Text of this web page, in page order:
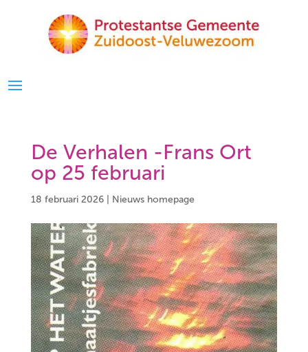
De Verhalen -Frans Ort
op 25 februari
18 februari 2026 Nieuws homepage